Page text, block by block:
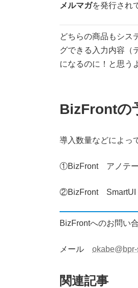
メルマガを発行され
どちらの商品もシス
グできる入力内容（
になるのに！と思う
BizFrontの
導入数量などによっ
①BizFront アノテ
②BizFront
BizFrontへのお問い
メール
関連記事